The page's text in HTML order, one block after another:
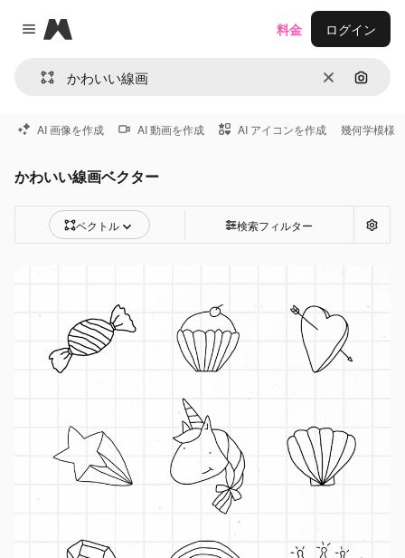
Close menu
Magnific
消去 画像で
料金 ログイン
AI 画像を作成 AI 動画を作成 AI アイコンを作成 幾何学模様
かわいい線画ベクター
ベクトル 検索フィルター